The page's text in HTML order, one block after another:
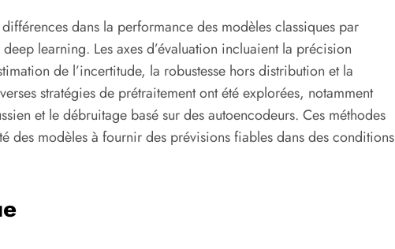
dans la performance des modèles classiques par
learning. Les axes d’évaluation incluaient la précision
de l’incertitude, la robustesse hors distribution et la
stratégies de prétraitement ont été explorées, notamment
et le débruitage basé sur des autoencodeurs. Ces méthodes
des modèles à fournir des prévisions fiables dans des conditions